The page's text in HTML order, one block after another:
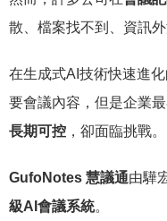
散、檔案找不到、資訊外
在生成式AI技術快速進
要會議內容，但是企業
長期可控 ，卻面臨挑戰。
GufoNotes 慧議通由驊
級AI會議系統。